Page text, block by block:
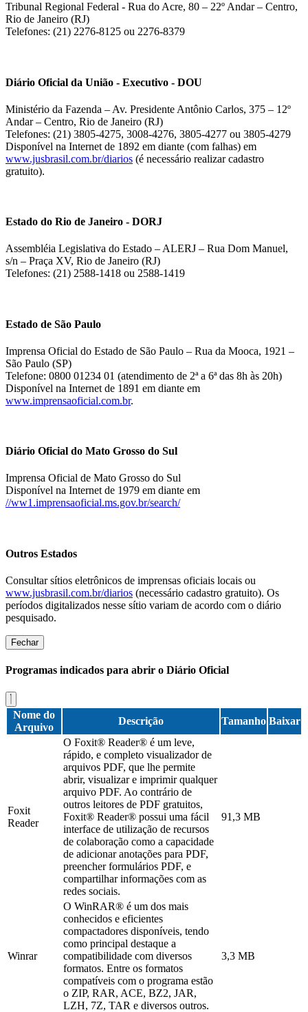
Tribunal Regional Federal - Rua do Acre, 80 – 22º Andar – Centro,
Rio de Janeiro (RJ)
Telefones: (21) 2276-8125 ou 2276-8379
Diário Oficial da União - Executivo - DOU
Ministério da Fazenda – Av. Presidente Antônio Carlos, 375 – 12º
Andar – Centro, Rio de Janeiro (RJ)
Telefones: (21) 3805-4275, 3008-4276, 3805-4277 ou 3805-4279
Disponível na Internet de 1892 em diante (com falhas) em
www.jusbrasil.com.br/diarios (é necessário realizar cadastro
gratuito).
Estado do Rio de Janeiro - DORJ
Assembléia Legislativa do Estado – ALERJ – Rua Dom Manuel,
s/n – Praça XV, Rio de Janeiro (RJ)
Telefones: (21) 2588-1418 ou 2588-1419
Estado de São Paulo
Imprensa Oficial do Estado de São Paulo – Rua da Mooca, 1921 –
São Paulo (SP)
Telefone: 0800 01234 01 (atendimento de 2ª a 6ª das 8h às 20h)
Disponível na Internet de 1891 em diante em
www.imprensaoficial.com.br.
Diário Oficial do Mato Grosso do Sul
Imprensa Oficial de Mato Grosso do Sul
Disponível na Internet de 1979 em diante em
//ww1.imprensaoficial.ms.gov.br/search/
Outros Estados
Consultar sítios eletrônicos de imprensas oficiais locais ou
www.jusbrasil.com.br/diarios (necessário cadastro gratuito). Os
períodos digitalizados nesse sítio variam de acordo com o diário
pesquisado.
Fechar
Programas indicados para abrir o Diário Oficial
Nome do
Arquivo
Descrição Tamanho Baixar
Foxit
Reader
O Foxit® Reader® é um leve,
rápido, e completo visualizador de
arquivos PDF, que lhe permite
abrir, visualizar e imprimir qualquer
arquivo PDF. Ao contrário de
outros leitores de PDF gratuitos,
Foxit® Reader® possui uma fácil
interface de utilização de recursos
de colaboração como a capacidade
de adicionar anotações para PDF,
preencher formulários PDF, e
compartilhar informações com as
redes sociais.
91,3 MB
Winrar
O WinRAR® é um dos mais
conhecidos e eficientes
compactadores disponíveis, tendo
como principal destaque a
compatibilidade com diversos
formatos. Entre os formatos
compatíveis com o programa estão
o ZIP, RAR, ACE, BZ2, JAR,
LZH, 7Z, TAR e diversos outros.
3,3 MB